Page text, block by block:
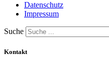
Datenschutz
Impressum
Suche
Kontakt